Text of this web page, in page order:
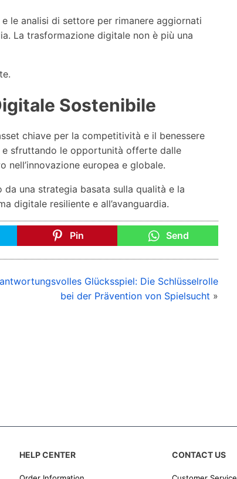
le analisi di settore per rimanere aggiornati
La trasformazione digitale non è più una
Sostenibile
chiave per la competitività e il benessere
sfruttando le opportunità offerte dalle
europea e globale.
una strategia basata sulla qualità e la
digitale resiliente e all’avanguardia.
Pin Send
Glücksspiel: Die Schlüsselrolle
bei der Prävention von Spielsucht »
HELP CENTER CONTACT US